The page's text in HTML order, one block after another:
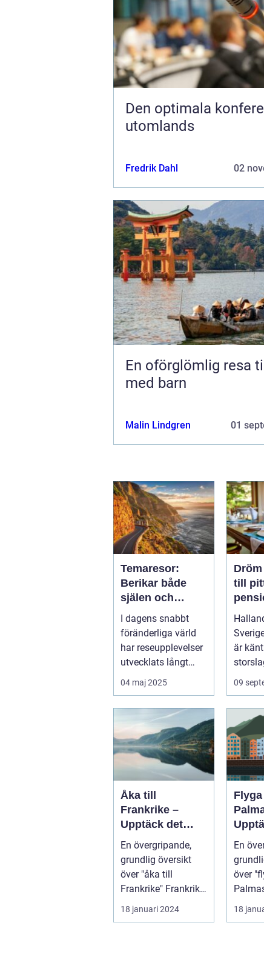
Den optimala
utomlands
Fredrik Dahl 02
En oförglömlig resa
med barn
Malin Lindgren 01
Temaresor:
Berikar både
själen och
sinnet
I dagens snabbt
föränderliga värld
har reseupplevelser
utvecklats långt
bortom ...
04 maj 2025
till
är
09
Åka till
Frankrike –
Upptäck det
magiska landet
vid Eiffeltornet
och bortom
En övergripande,
grundlig översikt
över "åka till
Frankrike" Frankrike
är ett land som
lockar besök...
18 januari 2024
pärla
En
över
Palmas"
ön
18